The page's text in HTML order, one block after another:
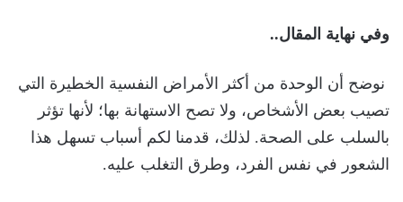
وفي نهاية المقال..
نوضح أن الوحدة من أكثر الأمراض النفسية الخطيرة التي
تصيب بعض الأشخاص، ولا تصح الاستهانة بها؛ لأنها تؤثر
بالسلب على الصحة. لذلك، قدمنا لكم أسباب تسهل هذا
الشعور في نفس الفرد، وطرق التغلب عليه.